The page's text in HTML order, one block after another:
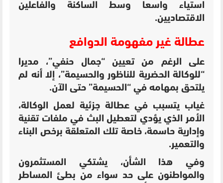
استياء واسعا وسط الساكنة والفاعلين
الاقتصاديين.
عطالة غير مفهومة الدوافع
على الرغم من تعيين “جمال حنفي”، مديرا
“للوكالة الحضرية للناظور والحسيمة”، إلا أنه لم
يلتحق بمهامه في “الحسيمة” حتى الآن.
غياب يتسبب في عطالة جزئية لعمل الوكالة،
الأمر الذي يؤدي لتعطيل البث في ملفات تقنية
وإدارية حاسمة، خاصة تلك المتعلقة برخص البناء
والتعمير.
وفي هذا الشأن، يشتكي المستثمرون
والمواطنون على حد سواء من بطئ المساطر